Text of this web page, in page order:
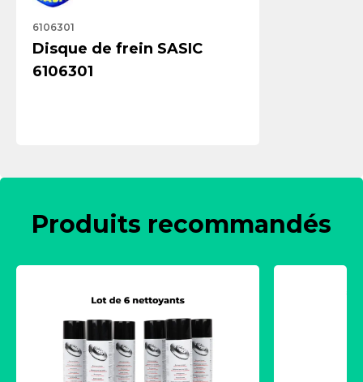
6106301
Disque de frein SASIC
6106301
Produits recommandés